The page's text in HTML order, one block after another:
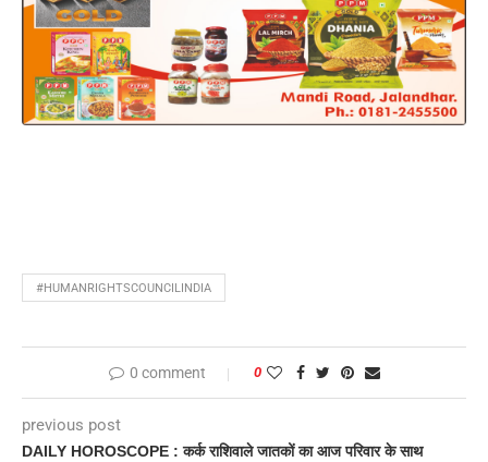
#HUMANRIGHTSCOUNCILINDIA
0 comment 0
previous post
DAILY HOROSCOPE : कर्क राशिवाले जातकों का आज परिवार के साथ